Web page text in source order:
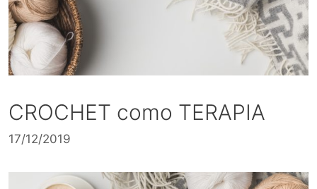
CROCHET como TERAPIA
17/12/2019